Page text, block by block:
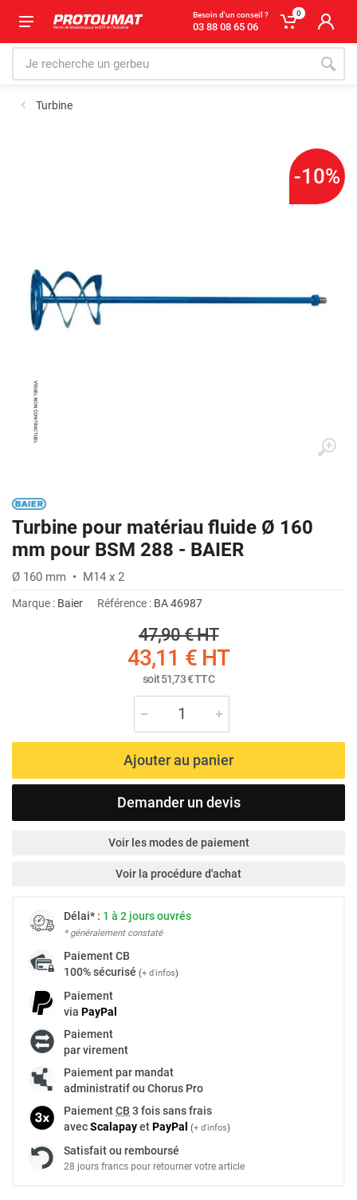
Besoin d'un conseil ?
03 88 08 65 06
0
Turbine
-10%
Turbine pour matériau fluide Ø 160
mm pour BSM 288 - BAIER
Ø 160 mm • M14 x 2
Marque : Baier Référence : BA 46987
47,90 €HT
43,11 €HT
soit51,73 €TTC
Ajouter au panier
Demander un devis
Voir les modes de paiement
Voir la procédure d'achat
Délai* : 1 à 2 jours ouvrés
* généralement constaté
PaiementCB
100% sécurisé (+ d'infos)
Paiement
via PayPal
Paiement
par virement
Paiement par mandat
administratif ou Chorus Pro
PaiementCB 3 fois sans frais
avecScalapayetPayPal (+ d'infos)
Satisfait ou remboursé
28 jours francs pour retourner votre article